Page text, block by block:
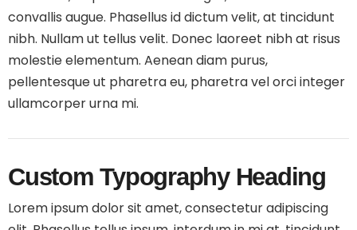
convallis augue. Phasellus id dictum velit, at tincidunt
nibh. Nullam ut tellus velit. Donec laoreet nibh at risus
molestie elementum. Aenean diam purus,
pellentesque ut pharetra eu, pharetra vel orci integer
ullamcorper urna mi.
Custom Typography Heading
Lorem ipsum dolor sit amet, consectetur adipiscing